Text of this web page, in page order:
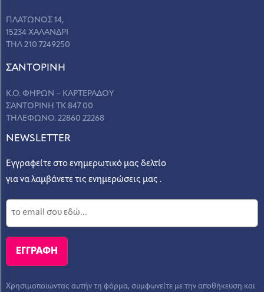
ΠΛΑΤΩΝΟΣ 14,
15234 ΧΑΛΑΝΔΡΙ
ΤΗΛ 210 7249250
ΣANΤΟΡΙΝΗ
Κ.Ο. ΦΗΡΩΝ – ΚΑΡΤΕΡΑΔΟΥ
ΣΑΝΤΟΡΙΝΗ ΤΚ 847 00
ΤΗΛΕΦΩΝΟ. 22860 22268
NEWSLETTER
Εγγραφείτε στο ενημερωτικό μας δελτίο
για να λαμβάνετε τις ενημερώσεις μας .
Χρησιμοποιώντας αυτήν τη φόρμα, συμφωνείτε με την αποθήκευση και